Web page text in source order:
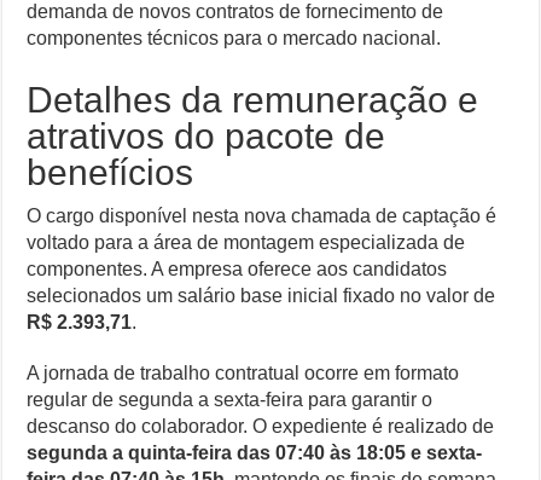
demanda de novos contratos de fornecimento de
componentes técnicos para o mercado nacional.
Detalhes da remuneração e
atrativos do pacote de
benefícios
O cargo disponível nesta nova chamada de captação é
voltado para a área de montagem especializada de
componentes. A empresa oferece aos candidatos
selecionados um salário base inicial fixado no valor de
R$ 2.393,71.
A jornada de trabalho contratual ocorre em formato
regular de segunda a sexta-feira para garantir o
descanso do colaborador. O expediente é realizado de
segunda a quinta-feira das 07:40 às 18:05 e sexta-